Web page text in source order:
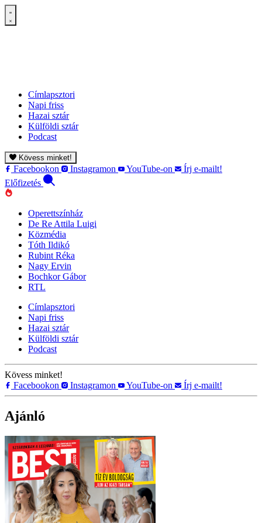
Címlapsztori
Napi friss
Hazai sztár
Külföldi sztár
Podcast
Kövess minket!
Facebookon Instagramon YouTube-on
Írj e-mailt!
Előfizetés
Operettszínház
De Re Attila Luigi
Közmédia
Tóth Ildikó
Rubint Réka
Nagy Ervin
Bochkor Gábor
RTL
Címlapsztori
Napi friss
Hazai sztár
Külföldi sztár
Podcast
Kövess minket!
Facebookon
Instagramon YouTube-on Írj e-mailt!
Ajánló